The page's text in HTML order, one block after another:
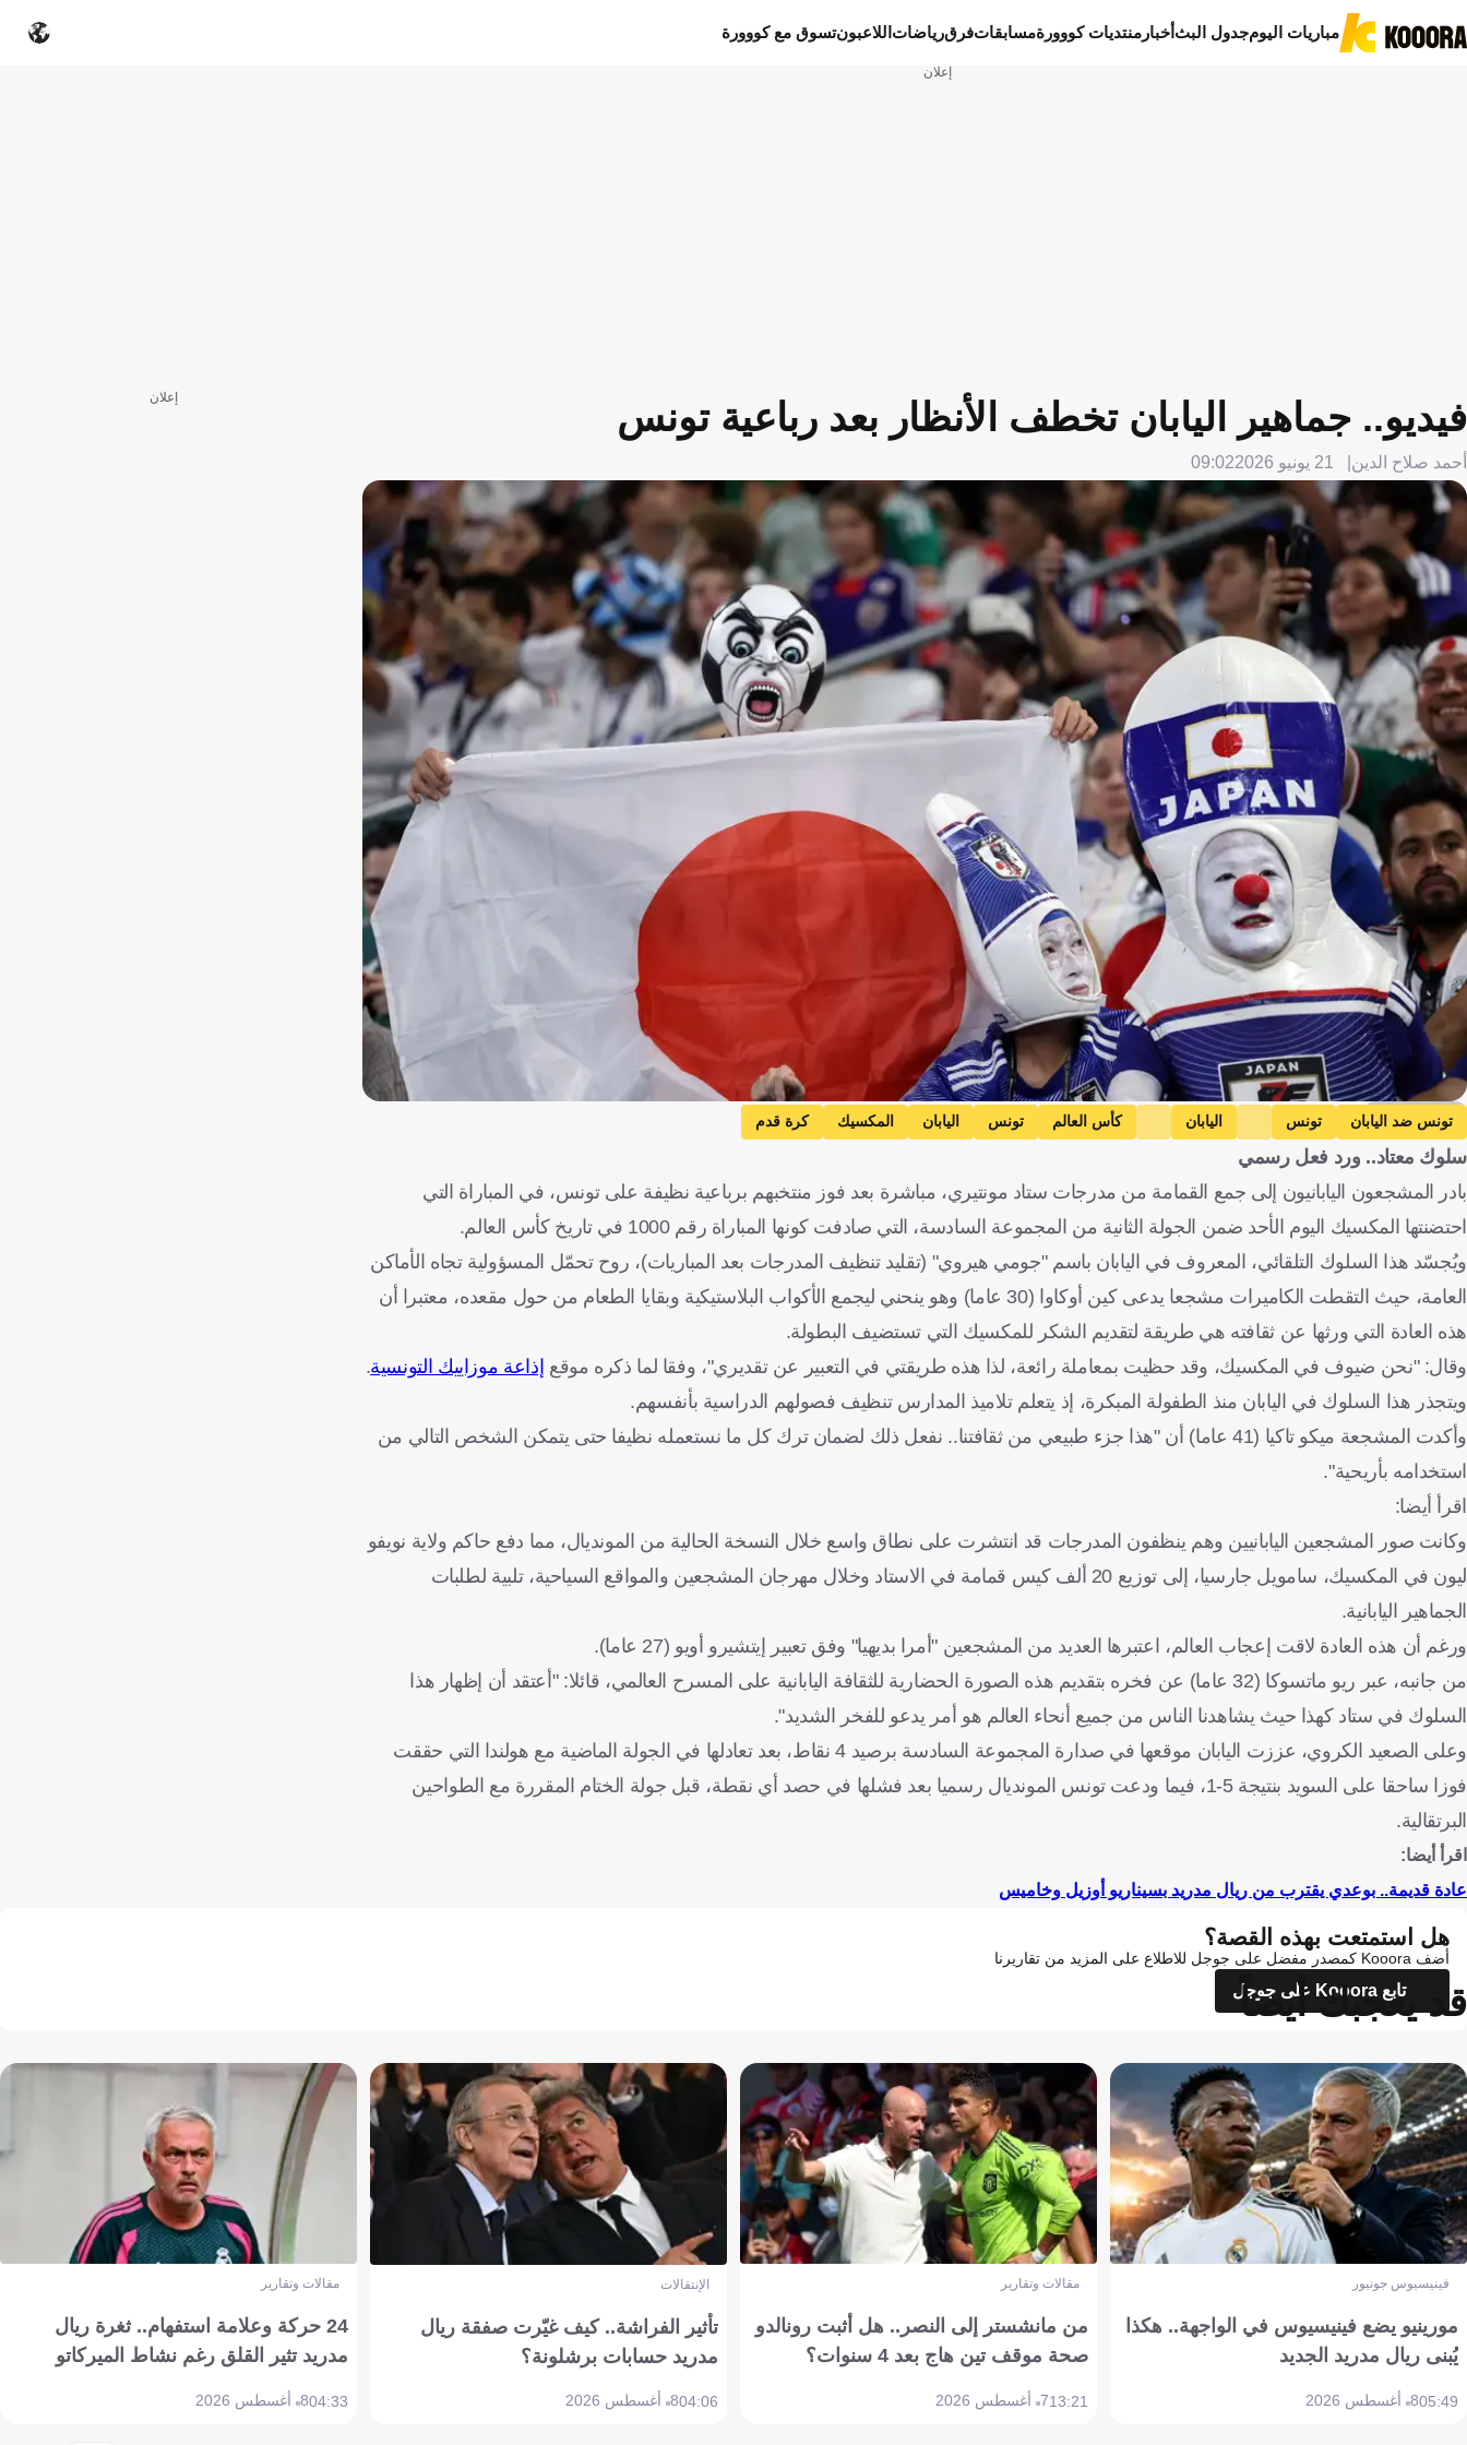
مباريات اليومجدول البثأخبار منتديات كووورةمسابقاتفرقرياضات اللاعبونتسوق مع كووورة
إعلان
فيديو.. جماهير اليابان تخطف الأنظار بعد رباعية تونس
أحمد صلاح الدين 21 يونيو 2026 09:02
Getty Images
تونس ضد اليابان تونس اليابان كأس العالم تونس اليابان المكسيك كرة قدم
سلوك معتاد.. ورد فعل رسمي
بادر المشجعون اليابانيون إلى جمع القمامة من مدرجات ستاد مونتيري، مباشرة بعد فوز منتخبهم برباعية نظيفة على تونس، في المباراة التي
احتضنتها المكسيك اليوم الأحد ضمن الجولة الثانية من المجموعة السادسة، التي صادفت كونها المباراة رقم 1000 في تاريخ كأس العالم.
ويُجسّد هذا السلوك التلقائي، المعروف في اليابان باسم "جومي هيروي" (تقليد تنظيف المدرجات بعد المباريات)، روح تحمّل المسؤولية تجاه الأماكن
العامة، حيث التقطت الكاميرات مشجعا يدعى كين أوكاوا (30 عاما) وهو ينحني ليجمع الأكواب البلاستيكية وبقايا الطعام من حول مقعده، معتبرا أن
هذه العادة التي ورثها عن ثقافته هي طريقة لتقديم الشكر للمكسيك التي تستضيف البطولة.
وقال: "نحن ضيوف في المكسيك، وقد حظيت بمعاملة رائعة، لذا هذه طريقتي في التعبير عن تقديري"، وفقا لما ذكره موقع إذاعة موزاييك التونسية.
ويتجذر هذا السلوك في اليابان منذ الطفولة المبكرة، إذ يتعلم تلاميذ المدارس تنظيف فصولهم الدراسية بأنفسهم.
وأكدت المشجعة ميكو تاكيا (41 عاما) أن "هذا جزء طبيعي من ثقافتنا.. نفعل ذلك لضمان ترك كل ما نستعمله نظيفا حتى يتمكن الشخص التالي من
استخدامه بأريحية".
اقرأ أيضا:
وكانت صور المشجعين اليابانيين وهم ينظفون المدرجات قد انتشرت على نطاق واسع خلال النسخة الحالية من المونديال، مما دفع حاكم ولاية نويفو
ليون في المكسيك، سامويل جارسيا، إلى توزيع 20 ألف كيس قمامة في الاستاد وخلال مهرجان المشجعين والمواقع السياحية، تلبية لطلبات
الجماهير اليابانية.
ورغم أن هذه العادة لاقت إعجاب العالم، اعتبرها العديد من المشجعين "أمرا بديهيا" وفق تعبير إيتشيرو أويو (27 عاما).
من جانبه، عبر ريو ماتسوكا (32 عاما) عن فخره بتقديم هذه الصورة الحضارية للثقافة اليابانية على المسرح العالمي، قائلا: "أعتقد أن إظهار هذا
السلوك في ستاد كهذا حيث يشاهدنا الناس من جميع أنحاء العالم هو أمر يدعو للفخر الشديد".
وعلى الصعيد الكروي، عززت اليابان موقعها في صدارة المجموعة السادسة برصيد 4 نقاط، بعد تعادلها في الجولة الماضية مع هولندا التي حققت
فوزا ساحقا على السويد بنتيجة 5-1، فيما ودعت تونس المونديال رسميا بعد فشلها في حصد أي نقطة، قبل جولة الختام المقررة مع الطواحين
البرتقالية.
اقرأ أيضا:
عادة قديمة.. بوعدي يقترب من ريال مدريد بسيناريو أوزيل وخاميس
إعلان
هل استمتعت بهذه القصة؟
أضف Kooora كمصدر مفضل على جوجل للاطلاع على المزيد من تقاريرنا
تابع Kooora على جوجل
قد يعجبك أيضاً
فينيسيوس جونيور
مورينيو يضع فينيسيوس في الواجهة.. هكذا
يُبنى ريال مدريد الجديد
05:498 أغسطس 2026
مقالات وتقارير
من مانشستر إلى النصر.. هل أثبت رونالدو
صحة موقف تين هاج بعد 4 سنوات؟
13:217 أغسطس 2026
الإنتقالات
تأثير الفراشة.. كيف غيّرت صفقة ريال
مدريد حسابات برشلونة؟
04:068 أغسطس 2026
مقالات وتقارير
24 حركة وعلامة استفهام.. ثغرة ريال
مدريد تثير القلق رغم نشاط الميركاتو
04:338 أغسطس 2026